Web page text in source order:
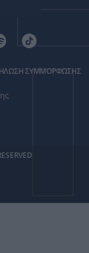
ΣΥΜΜΟΡΦΩΣΗΣ